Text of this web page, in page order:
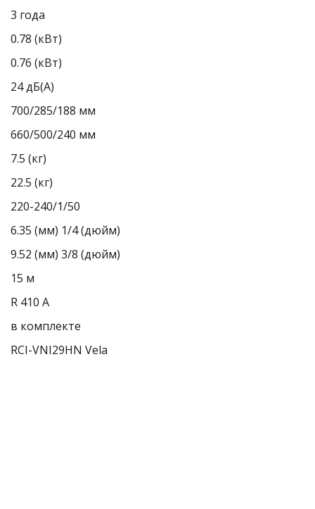
3 года
0.78 (кВт)
0.76 (кВт)
24 дБ(A)
700/285/188 мм
660/500/240 мм
7.5 (кг)
22.5 (кг)
220-240/1/50
6.35 (мм) 1/4 (дюйм)
9.52 (мм) 3/8 (дюйм)
15 м
R 410 А
в комплекте
RCI-VNI29HN Vela